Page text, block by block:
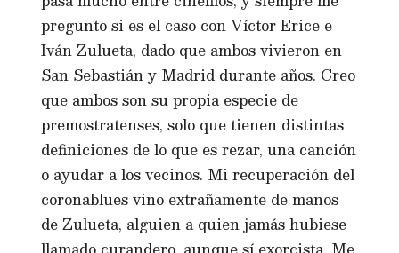
pregunto si es el caso con Víctor Erice e
Iván Zulueta, dado que ambos vivieron en
San Sebastián y Madrid durante años. Creo
que ambos son su propia especie de
premostratenses, solo que tienen distintas
definiciones de lo que es rezar, una canción
o ayudar a los vecinos. Mi recuperación del
coronablues vino extrañamente de manos
de Zulueta, alguien a quien jamás hubiese